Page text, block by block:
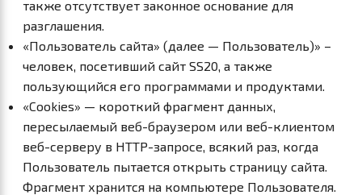
также отсутствует законное основание для
разглашения.
«Пользователь сайта» (далее — Пользователь)» –
человек, посетивший сайт SS20, а также
пользующийся его программами и продуктами.
«Cookies» — короткий фрагмент данных,
пересылаемый веб-браузером или веб-клиентом
веб-серверу в HTTP-запросе, всякий раз, когда
Пользователь пытается открыть страницу сайта.
Фрагмент хранится на компьютере Пользователя.